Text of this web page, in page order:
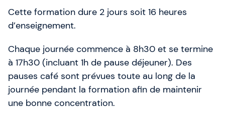
Cette formation dure 2 jours soit 16 heures
d’enseignement.
Chaque journée commence à 8h30 et se termine
à 17h30 (incluant 1h de pause déjeuner). Des
pauses café sont prévues toute au long de la
journée pendant la formation afin de maintenir
une bonne concentration.